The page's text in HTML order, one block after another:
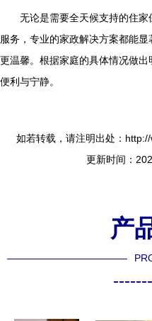
无论是需要全天候支持的住
服务，专业的家政解决方案都能显
更温馨。根据家庭的具体情况做
便利与宁静。
如若转载，请注明出处：
更新时间：
产